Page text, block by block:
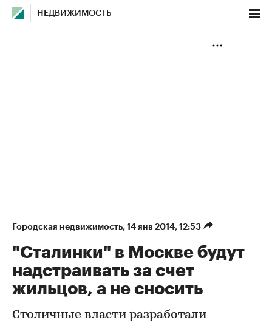
НЕДВИЖИМОСТЬ
Городская недвижимость⁠, 14 янв 2014, 12:53
"Сталинки" в Москве будут
надстраивать за счет
жильцов, а не сносить
Столичные власти разработали